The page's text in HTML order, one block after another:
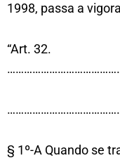
1998, passa a
“Art. 32.
§ 1º-A Quando se